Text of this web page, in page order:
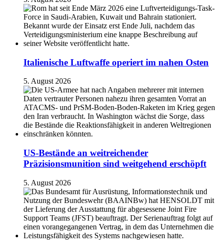
Italienische Luftwaffe operiert im nahen Osten
5. August 2026
US-Bestände an weitreichender
Präzisionsmunition sind weitgehend erschöpft
5. August 2026